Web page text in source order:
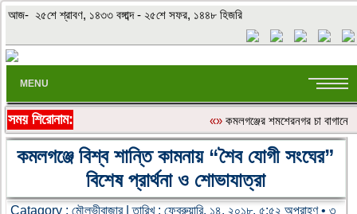
আজ- ২৫শে শ্রাবণ, ১৪৩৩ বঙ্গাব্দ - ২৫শে সফর, ১৪৪৮ হিজরি
MENU
সময় শিরোনাম: «» কমলগঞ্জের শমশেরনগর চা
কমলগঞ্জে বিশ্ব শান্তি কামনায় “শৈব যোগী সংঘের”
বিশেষ প্রার্থনা ও শোভাযাত্রা
Catagory : মৌলভীবাজার| তারিখ : ফেব্রুয়ারি, ১৪, ২০১৮, ৫:৫২ অপরাহ্ণ • ৩